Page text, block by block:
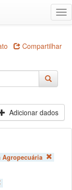
Compartilhar
Adicionar dados
Agropecuária